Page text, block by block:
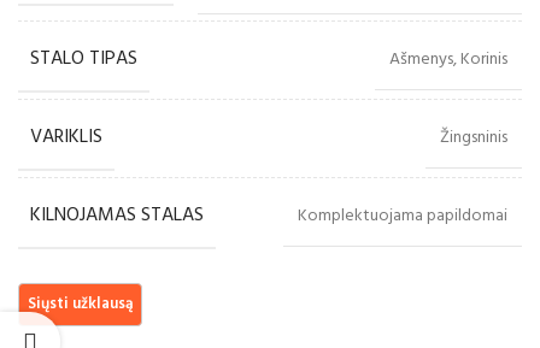
STALO TIPAS Ašmenys, Korinis
VARIKLIS Žingsninis
KILNOJAMAS STALAS Komplektuojama papildomai